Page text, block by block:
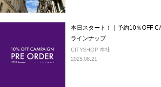
本日スタート！｜予約10％OFF
ラインナップ
CITYSHOP 本社
2025.08.21